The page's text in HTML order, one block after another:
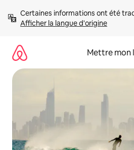
directement
Afficher la langue d'origine
Mettre mon